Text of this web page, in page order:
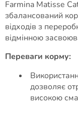
Farmina Matisse
збалансований
відходів з
відмінною
Переваги корму:
дозволяє
високою